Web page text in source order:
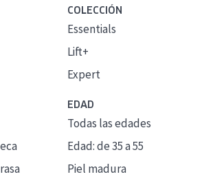
COLECCIÓN
Essentials
Lift+
Expert
EDAD
Todas las edades
Edad: de 35 a 55
Piel madura